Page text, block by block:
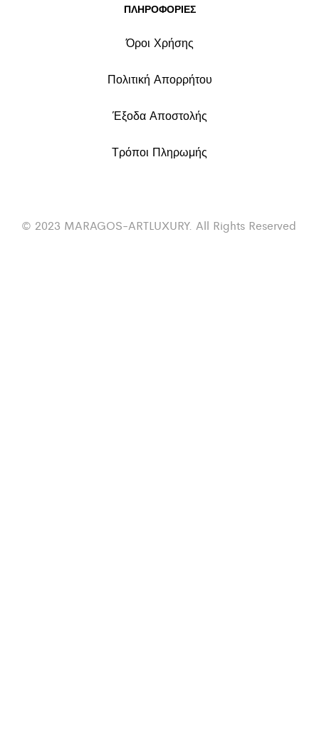
ΠΛΗΡΟΦΟΡΙΕΣ
Όροι Χρήσης
Πολιτική Απορρήτου
Έξοδα Αποστολής
Τρόποι Πληρωμής
© 2023 MARAGOS-ARTLUXURY. All Rights Reserved